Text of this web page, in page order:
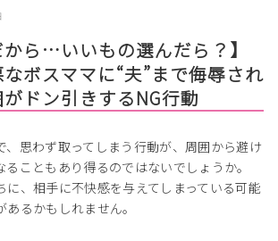
から…いいもの選んだら？】
ボスママに“夫”まで侮辱され
ドン引きするNG行動
、思わず取ってしまう行動が、周囲から避け
こともあり得るのではないでしょうか。
に、相手に不快感を与えてしまっている可能
るかもしれません。